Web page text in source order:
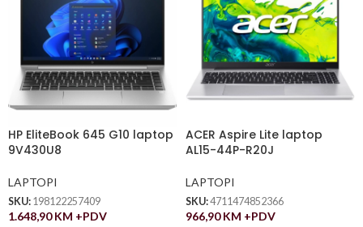
HP EliteBook 645 G10 laptop
9V430U8
LAPTOPI
SKU: 198122257409
1.648,90KM +PDV
ACER Aspire Lite laptop
AL15-44P-R20J
LAPTOPI
SKU:4711474852366
966,90KM +PDV